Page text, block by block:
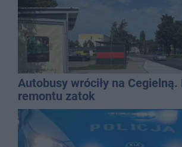
Autobusy wróciły na Cegielną.
remontu zatok